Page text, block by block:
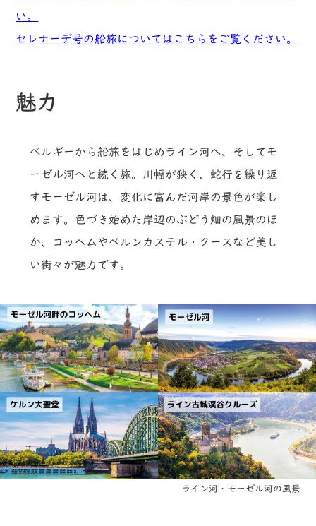
い。
セレナーデ号の船旅についてはこちらをご覧ください。
魅力
ベルギーから船旅をはじめライン河へ、そしてモ
ーゼル河へと続く旅。川幅が狭く、蛇行を繰り返
すモーゼル河は、変化に富んだ河岸の景色が楽し
めます。色づき始めた岸辺のぶどう畑の風景のほ
か、コッヘムやベルンカステル・クースなど美し
い街々が魅力です。
ライン河・モーゼル河の風景